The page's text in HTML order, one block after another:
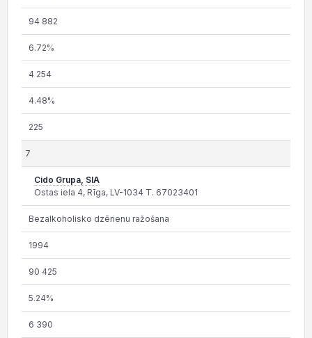
94 882
6.72%
4 254
4.48%
225
7
Cido Grupa, SIA
Ostas iela 4, Rīga, LV-1034 T. 67023401
Bezalkoholisko dzērienu ražošana
1994
90 425
5.24%
6 390